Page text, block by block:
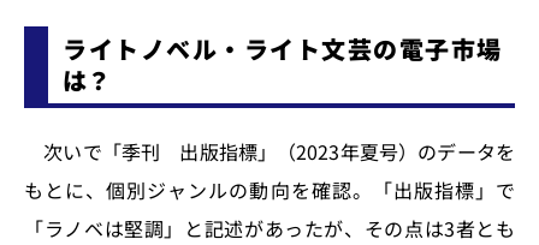
ライトノベル・ライト文芸の電子市場
は？
次いで「季刊 出版指標」（2023年夏号）のデータを
もとに、個別ジャンルの動向を確認。「出版指標」で
「ラノベは堅調」と記述があったが、その点は3者とも